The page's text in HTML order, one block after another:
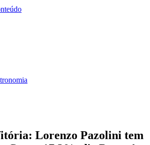
Lorenzo Pazolini tem